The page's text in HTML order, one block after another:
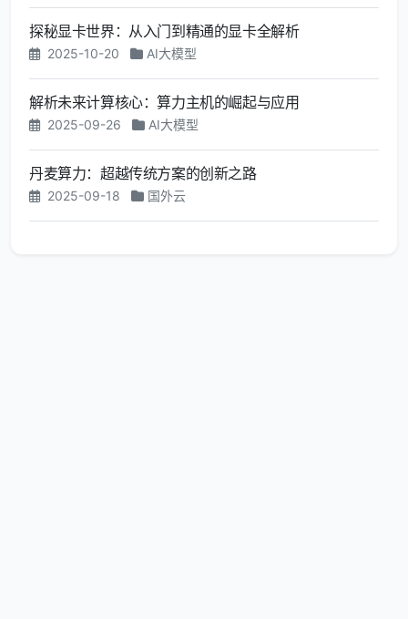
探秘显卡世界：从入门到精通的显卡全解析
2025-10-20 AI大模型
解析未来计算核心：算力主机的崛起与应用
2025-09-26 AI大模型
丹麦算力：超越传统方案的创新之路
2025-09-18 国外云